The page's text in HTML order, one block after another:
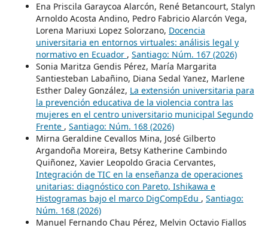
Ena Priscila Garaycoa Alarcón, René Betancourt, Stalyn
Arnoldo Acosta Andino, Pedro Fabricio Alarcón Vega,
Lorena Mariuxi Lopez Solorzano, Docencia
universitaria en entornos virtuales: análisis legal y
normativo en Ecuador , Santiago: Núm. 167 (2026)
Sonia Maritza Gendis Pérez, María Margarita
Santiesteban Labañino, Diana Sedal Yanez, Marlene
Esther Daley González, La extensión universitaria para
la prevención educativa de la violencia contra las
mujeres en el centro universitario municipal Segundo
Frente , Santiago: Núm. 168 (2026)
Mirna Geraldine Cevallos Mina, José Gilberto
Argandoña Moreira, Betsy Katherine Cambindo
Quiñonez, Xavier Leopoldo Gracia Cervantes,
Integración de TIC en la enseñanza de operaciones
unitarias: diagnóstico con Pareto, Ishikawa e
Histogramas bajo el marco DigCompEdu , Santiago:
Núm. 168 (2026)
Manuel Fernando Chau Pérez, Melvin Octavio Fiallos